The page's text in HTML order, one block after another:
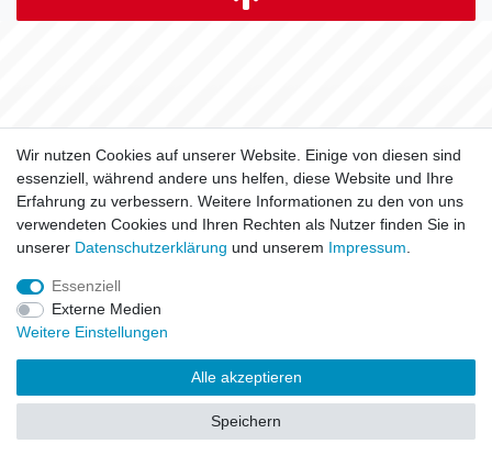
Wir nutzen Cookies auf unserer Website. Einige von diesen sind
essenziell, während andere uns helfen, diese Website und Ihre
Erfahrung zu verbessern. Weitere Informationen zu den von uns
verwendeten Cookies und Ihren Rechten als Nutzer finden Sie in
unserer Daten­schutz­erklärung und unserem Impressum
Essenziell
Externe Medien
Weitere Einstellungen
Alle akzeptieren
Speichern